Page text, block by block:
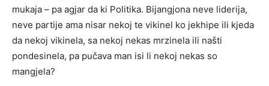
mukaja – pa agjar da ki Politika. Bijangjona neve liderija,
neve partije ama nisar nekoj te vikinel ko jekhipe ili kjeda
da nekoj vikinela, sa nekoj nekas mrzinela ili našti
pondesinela, pa pučava man isi li nekoj nekas so
mangjela?